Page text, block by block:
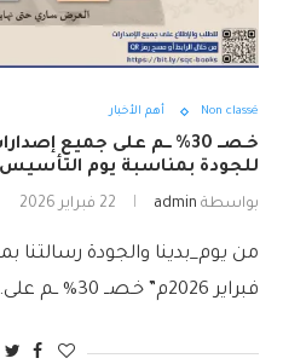
Non classé أهم الأخبار
خـصــ 30% ــم على جميع
للجودة بمناسبة يوم التأسيس
بواسطة admin 22 فبراير 2026
فبراير 2026م” خـصــ 30% ــم على…